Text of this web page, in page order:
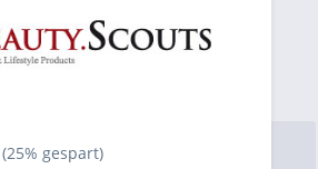
(25% gespart)